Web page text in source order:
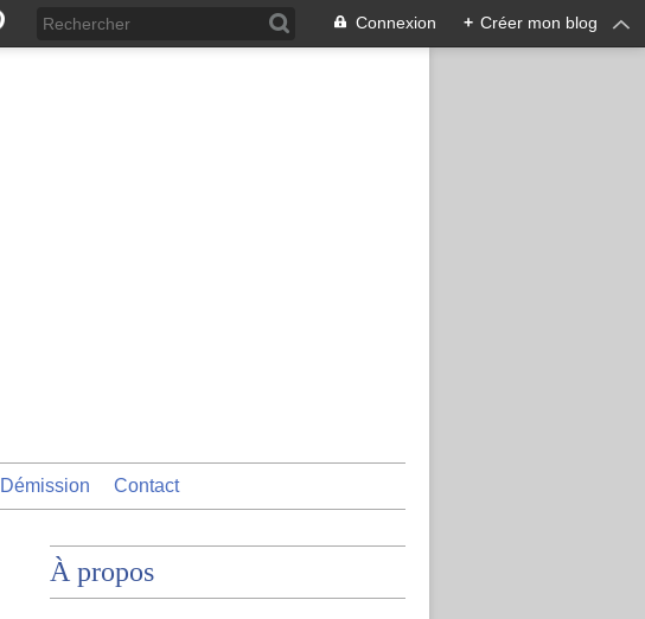
Connexion + Créer mon blog
Démission Contact
À propos